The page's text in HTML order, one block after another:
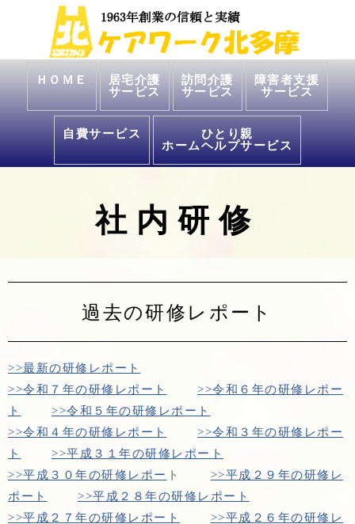
ＨＯＭＥ
居宅介護
サービス
訪問介護
サービス
障害者支援
サービス
自費サービス
ひとり親
ホームヘルプサービス
社内研修
過去の研修レポート
>>最新の研修レポート
>>令和７年の研修レポート
>>令和６年の研修レポー
ト
>>令和５年の研修レポート
>>令和４年の研修レポート
>>令和３年の研修レポー
ト
>>平成３１年の研修レポート
>>平成３０年の研修レポー ト >>平成２９年の研修レ
ポート
>>平成２８年の研修レポート
>>平成２７年の研修レポート
>>平成２６年の研修レ